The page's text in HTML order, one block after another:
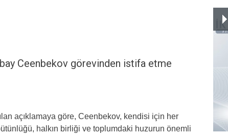
Ceenbekov görevinden istifa etme
açıklamaya göre, Ceenbekov, kendisi için her
halkın birliği ve toplumdaki huzurun önemli